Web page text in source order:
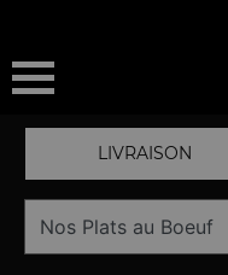
LIVRAISON